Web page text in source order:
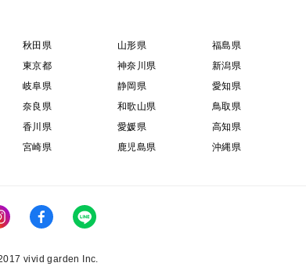
秋田県 山形県 福島県
東京都 神奈川県 新潟県
岐阜県 静岡県 愛知県
奈良県 和歌山県 鳥取県
香川県 愛媛県 高知県
宮崎県 鹿児島県 沖縄県
vivid garden Inc.